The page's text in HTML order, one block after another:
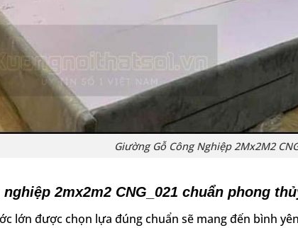
Giường Gỗ Công Nghiệp 2Mx2M2
2mx2m2 CNG_021 chuẩn phong
lớn được chọn lựa đúng chuẩn sẽ mang đến bình